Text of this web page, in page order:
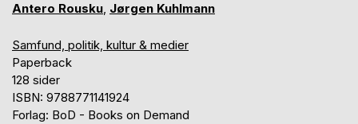
Antero Rousku, Jørgen Kuhlmann
Samfund, politik, kultur & medier
Paperback
128 sider
ISBN: 9788771141924
Forlag: BoD - Books on Demand